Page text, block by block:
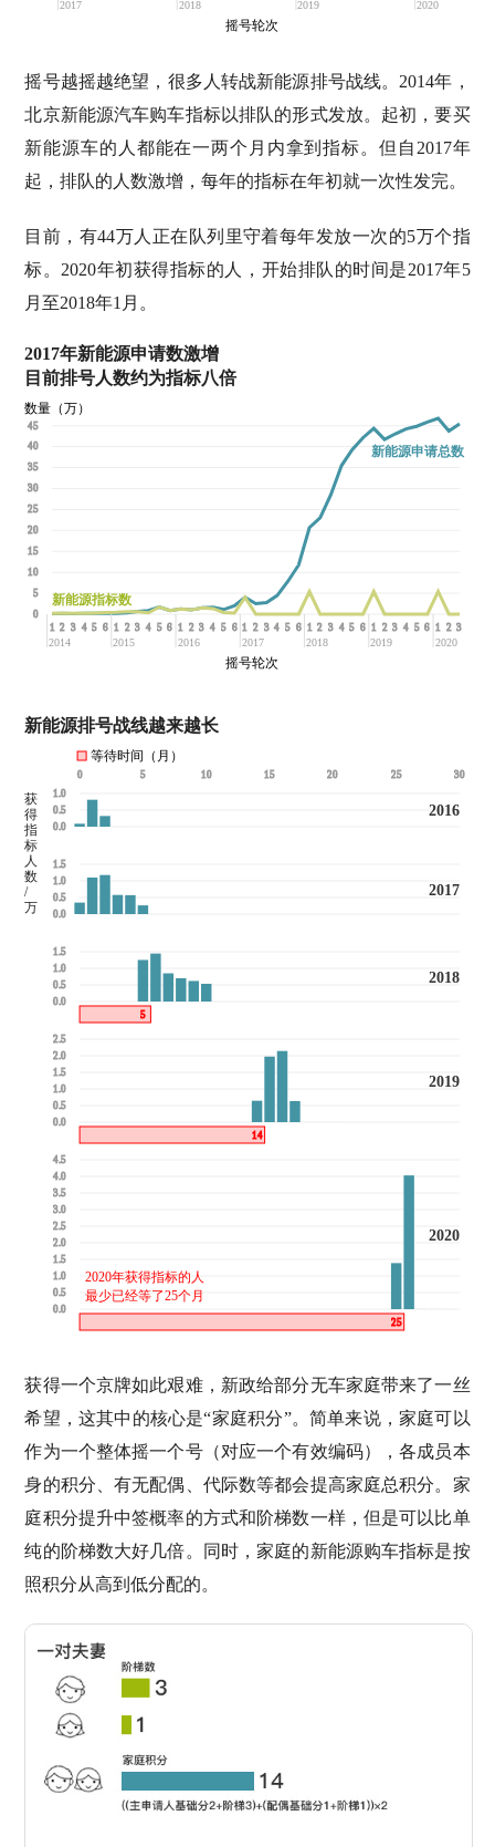
2017 2018 2019 2020
摇号轮次
摇号越摇越绝望，很多人转战新能源排号战线。2014年，
北京新能源汽车购车指标以排队的形式发放。起初，要买
新能源车的人都能在一两个月内拿到指标。但自2017年
起，排队的人数激增，每年的指标在年初就一次性发完。
目前，有44万人正在队列里守着每年发放一次的5万个指
标。2020年初获得指标的人，开始排队的时间是2017年5
月至2018年1月。
2017年新能源申请数激增
目前排号人数约为指标八倍
1 2 3 4 5 6 1 2 3 4 5 6 1 2 3 4 5 6 1 2 3 4 5 6 1 2 3 4 5 6 1 2 3 4 5 6 1 2 3
0
5
10
15
20
25
30
35
40
45
2014 2015 2016 2017 2018 2019 2020
数量（万）
摇号轮次
新能源指标数
新能源申请总数
新能源排号战线越来越长
获
得
指
标
人
数
/
万
0 5 10 15 20 25 30
等待时间（月）
0.0
0.5
1.0
2016
0.0
0.5
1.0
1.5
2017
5
0.0
0.5
1.0
1.5
2018
14
0.0
0.5
1.0
1.5
2.0
2.5
2019
25
0.0
0.5
1.0
1.5
2.0
2.5
3.0
3.5
4.0
4.5
2020
2020年获得指标的人
最少已经等了25个月
获得一个京牌如此艰难，新政给部分无车家庭带来了一丝
希望，这其中的核心是“家庭积分”。简单来说，家庭可以
作为一个整体摇一个号（对应一个有效编码），各成员本
身的积分、有无配偶、代际数等都会提高家庭总积分。家
庭积分提升中签概率的方式和阶梯数一样，但是可以比单
纯的阶梯数大好几倍。同时，家庭的新能源购车指标是按
照积分从高到低分配的。